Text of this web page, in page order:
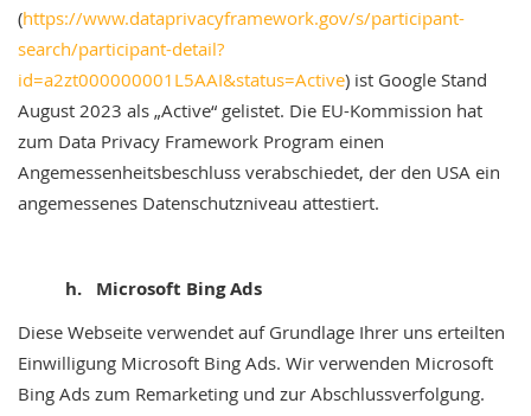
(https://www.dataprivacyframework.gov/s/participant-
search/participant-detail?
id=a2zt000000001L5AAI&status=Active) ist Google Stand
August 2023 als „Active“ gelistet. Die EU-Kommission hat
zum Data Privacy Framework Program einen
Angemessenheitsbeschluss verabschiedet, der den USA ein
angemessenes Datenschutzniveau attestiert.
h. Microsoft Bing Ads
Diese Webseite verwendet auf Grundlage Ihrer uns erteilten
Einwilligung Microsoft Bing Ads. Wir verwenden Microsoft
Bing Ads zum Remarketing und zur Abschlussverfolgung.